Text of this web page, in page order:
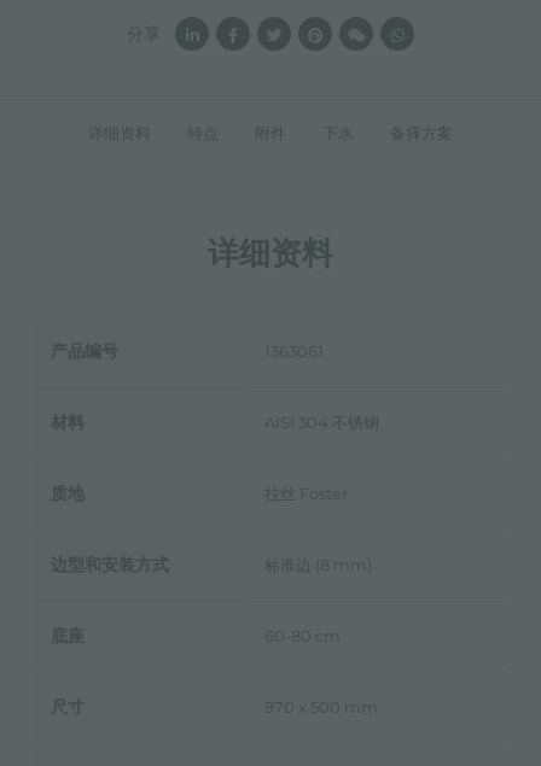
详细资料 特点 附件 下水 备择方案
详细资料
产品编号 1363061
材料 AISI 304 不锈钢
质地 拉丝 Foster
边型和安装方式 标准边 (8 mm)
底座 60-80 cm
尺寸 970 x 500 mm
分享